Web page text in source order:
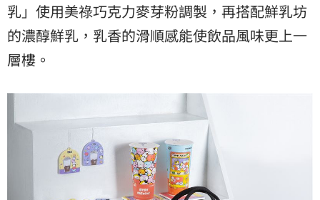
乳」使用美祿巧克力麥芽粉調製，再搭配鮮乳坊
的濃醇鮮乳，乳香的滑順感能使飲品風味更上一
層樓。